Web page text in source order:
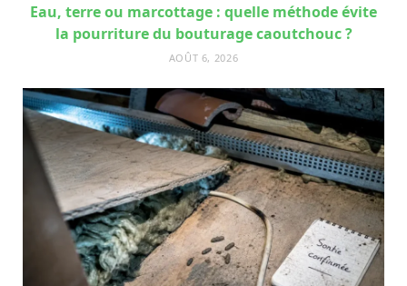
Eau, terre ou marcottage : quelle méthode évite
la pourriture du bouturage caoutchouc ?
AOÛT 6, 2026